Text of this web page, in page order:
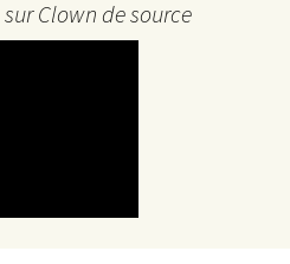
sur Clown de source